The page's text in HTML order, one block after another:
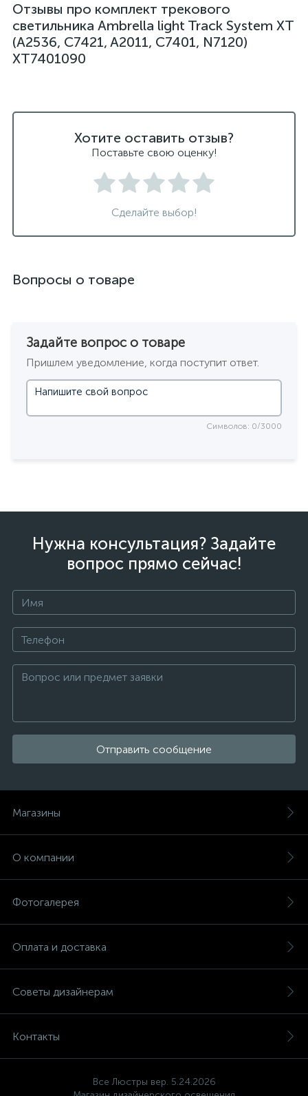
Отзывы про комплект трекового
светильника Ambrella light Track System XT
(A2536, C7421, A2011, C7401, N7120)
XT7401090
Хотите оставить отзыв?
Поставьте свою оценку!
Сделайте выбор!
Вопросы о товаре
Задайте вопрос о товаре
Пришлем уведомление, когда поступит ответ.
Символов: 0/3000
Нужна консультация? Задайте
вопрос прямо сейчас!
Отправить сообщение
Магазины
О компании
Фотогалерея
Оплата и доставка
Советы дизайнерам
Контакты
Все Люстры вер. 5.24.2026